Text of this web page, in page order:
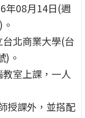
年08月14日(週
北商業大學(台
)。
室上課，一人
授課外，並搭配